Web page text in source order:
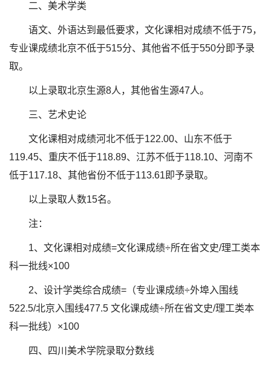
二、美术学类
语文、外语达到最低要求，文化课相对成绩不低于75，
专业课成绩北京不低于515分、其他省不低于550分即予录
取。
以上录取北京生源8人，其他省生源47人。
三、艺术史论
文化课相对成绩河北不低于122.00、山东不低于
119.45、重庆不低于118.89、江苏不低于118.10、河南不
低于117.18、其他省份不低于113.61即予录取。
以上录取人数15名。
注：
1、文化课相对成绩=文化课成绩÷所在省文史/理工类本
科一批线×100
2、设计学类综合成绩=（专业课成绩÷外埠入围线
522.5/北京入围线477.5 文化课成绩÷所在省文史/理工类本
科一批线）×100
四、四川美术学院录取分数线